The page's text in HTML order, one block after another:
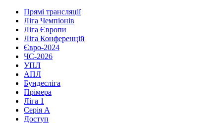
Прямі трансляції
Ліга Чемпіонів
Ліга Європи
Ліга Конференцій
Євро-2024
ЧС-2026
УПЛ
АПЛ
Бундесліга
Прімера
Ліга 1
Серія А
Доступ